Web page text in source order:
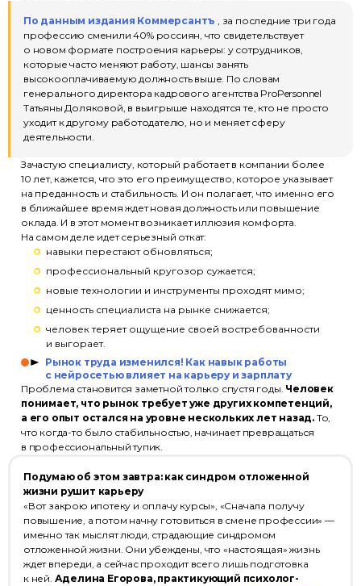
По данным издания Коммерсантъ , за последние три года
профессию сменили 40% россиян, что свидетельствует
о новом формате построения карьеры: у сотрудников,
которые часто меняют работу, шансы занять
высокооплачиваемую должность выше. По словам
генерального директора кадрового агентства ProPersonnel
Татьяны Доляковой, в выигрыше находятся те, кто не просто
уходит к другому работодателю, но и меняет сферу
деятельности.
Зачастую специалисту, который работает в компании более
10 лет, кажется, что это его преимущество, которое указывает
на преданность и стабильность. И он полагает, что именно его
в ближайшее время ждет новая должность или повышение
оклада. И в этот момент возникает иллюзия комфорта.
На самом деле идет серьезный откат:
навыки перестают обновляться;
профессиональный кругозор сужается;
новые технологии и инструменты проходят мимо;
ценность специалиста на рынке снижается;
человек теряет ощущение своей востребованности
и выгорает.
Рынок труда изменился! Как навык работы
с нейросетью влияет на карьеру и зарплату
Проблема становится заметной только спустя годы. Человек
понимает, что рынок требует уже других компетенций,
а его опыт остался на уровне нескольких лет назад. То,
что когда-то было стабильностью, начинает превращаться
в профессиональный тупик.
Подумаю об этом завтра: как синдром отложенной
жизни рушит карьеру
«Вот закрою ипотеку и оплачу курсы», «Сначала получу
повышение, а потом начну готовиться в смене профессии» —
именно так мыслят люди, страдающие синдромом
отложенной жизни. Они убеждены, что «настоящая» жизнь
ждет впереди, а сейчас проходит всего лишь подготовка
к ней. Аделина Егорова, практикующий психолог-